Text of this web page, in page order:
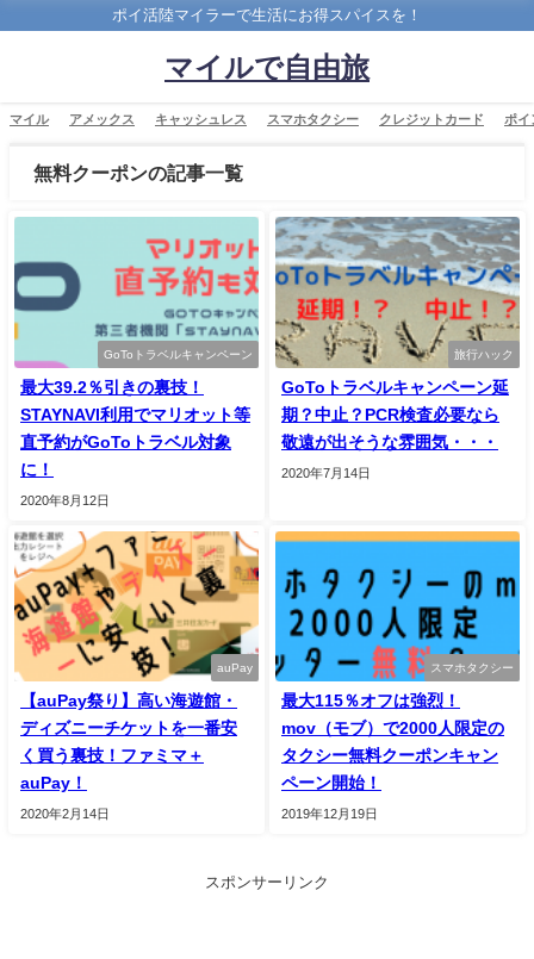
ポイ活陸マイラーで生活にお得スパイスを！
マイルで自由旅
マイル アメックス キャッシュレス スマホタクシー クレジットカード ポイ
無料クーポンの記事一覧
GoToトラベルキャンペーン
最大39.2％引きの裏技！
STAYNAVI利用でマリオット等
直予約がGoToトラベル対象
に！
2020年8月12日
旅行ハック
GoToトラベルキャンペーン延
期？中止？PCR検査必要なら
敬遠が出そうな雰囲気・・・
2020年7月14日
auPay
【auPay祭り】高い海遊館・
ディズニーチケットを一番安
く買う裏技！ファミマ＋
auPay！
2020年2月14日
スマホタクシー
最大115％オフは強烈！
mov（モブ）で2000人限定の
タクシー無料クーポンキャン
ペーン開始！
2019年12月19日
スポンサーリンク